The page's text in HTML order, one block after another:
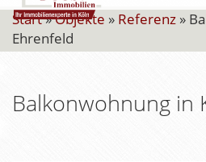
Start»Objekte » Referenz »
Ehrenfeld
Balkonwohnung in